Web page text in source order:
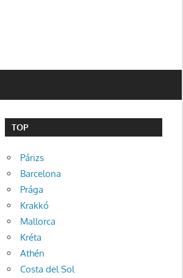
TOP
Párizs
Barcelona
Prága
Krakkó
Mallorca
Kréta
Athén
Costa del Sol